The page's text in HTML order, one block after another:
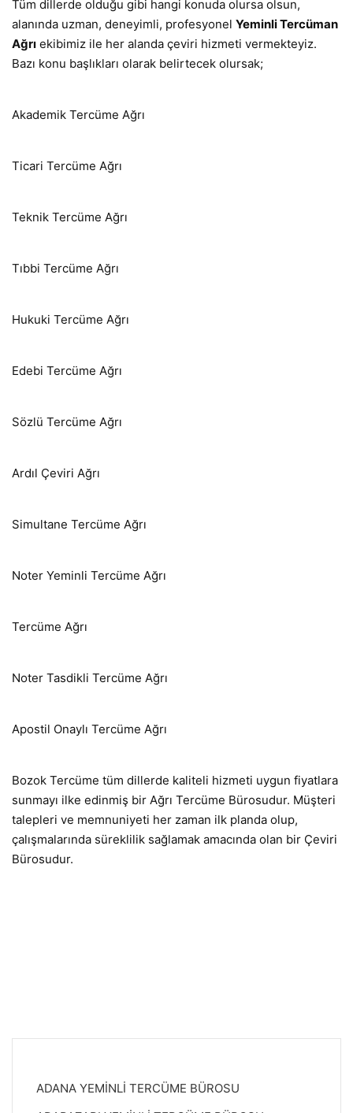
Tüm dillerde olduğu gibi hangi konuda olursa olsun,
alanında uzman, deneyimli, profesyonel Yeminli Tercüman
Ağrı ekibimiz ile her alanda çeviri hizmeti vermekteyiz.
Bazı konu başlıkları olarak belirtecek olursak;
Akademik Tercüme Ağrı
Ticari Tercüme Ağrı
Teknik Tercüme Ağrı
Tıbbi Tercüme Ağrı
Hukuki Tercüme Ağrı
Edebi Tercüme Ağrı
Sözlü Tercüme Ağrı
Ardıl Çeviri Ağrı
Simultane Tercüme Ağrı
Noter Yeminli Tercüme Ağrı
Tercüme Ağrı
Noter Tasdikli Tercüme Ağrı
Apostil Onaylı Tercüme Ağrı
Bozok Tercüme tüm dillerde kaliteli hizmeti uygun fiyatlara
sunmayı ilke edinmiş bir Ağrı Tercüme Bürosudur. Müşteri
talepleri ve memnuniyeti her zaman ilk planda olup,
çalışmalarında süreklilik sağlamak amacında olan bir Çeviri
Bürosudur.
ADANA YEMİNLİ TERCÜME BÜROSU